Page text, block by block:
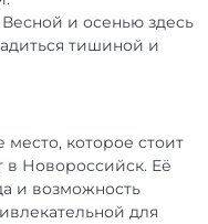
Весной и осенью здесь
тишиной и
место, которое стоит
в Новороссийск. Её
и возможность
для